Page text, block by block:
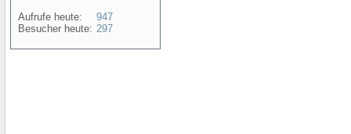
Aufrufe heute:
Besucher heute:
947
297